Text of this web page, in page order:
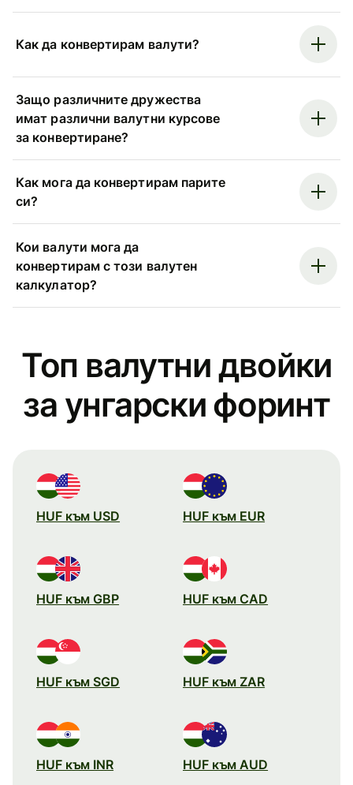
Как да конвертирам валути?
Защо различните дружества
имат различни валутни курсове
за конвертиране?
Как мога да конвертирам парите
си?
Кои валути мога да
конвертирам с този валутен
калкулатор?
Топ валутни двойки
за унгарски форинт
HUF към USD HUF към EUR
HUF към GBP HUF към CAD
HUF към SGD HUF към ZAR
HUF към INR HUF към AUD